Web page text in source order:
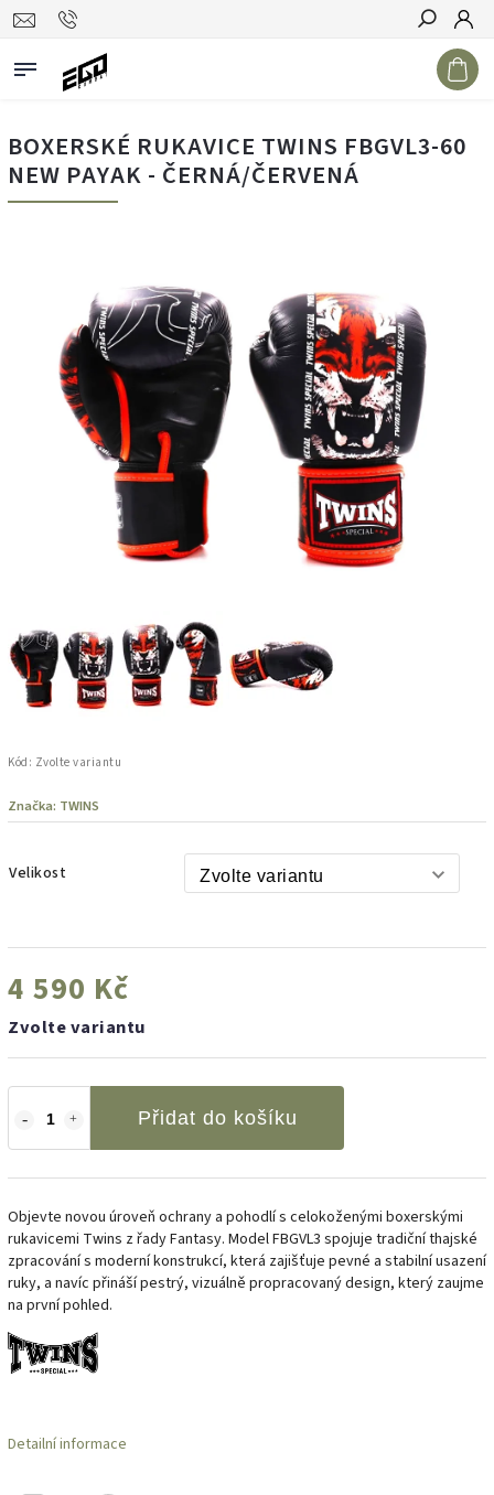
Hledat
BOXERSKÉ RUKAVICE TWINS FBGVL3-60
NEW PAYAK - ČERNÁ/ČERVENÁ
Kód: Zvolte variantu
Značka: TWINS
Velikost
4 590 Kč
Zvolte variantu
Přidat do košíku
Objevte novou úroveň ochrany a pohodlí s celokoženými boxerskými
rukavicemi Twins z řady Fantasy. Model FBGVL3 spojuje tradiční thajské
zpracování s moderní konstrukcí, která zajišťuje pevné a stabilní usazení
ruky, a navíc přináší pestrý, vizuálně propracovaný design, který zaujme
na první pohled.
Detailní informace